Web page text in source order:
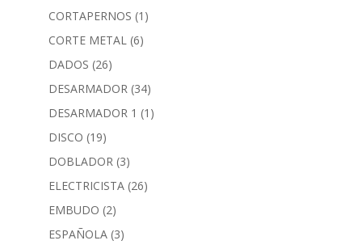
CORTAPERNOS (1)
CORTE METAL (6)
DADOS (26)
DESARMADOR (34)
DESARMADOR 1 (1)
DISCO (19)
DOBLADOR (3)
ELECTRICISTA (26)
EMBUDO (2)
ESPAÑOLA (3)